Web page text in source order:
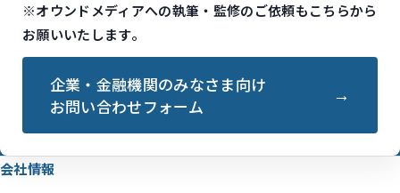
※オウンドメディアへの執筆・監修のご依頼もこちらから
お願いいたします。
企業・金融機関のみなさま向け
お問い合わせフォーム
会社情報